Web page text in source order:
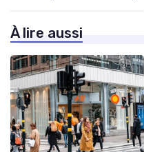
À lire aussi